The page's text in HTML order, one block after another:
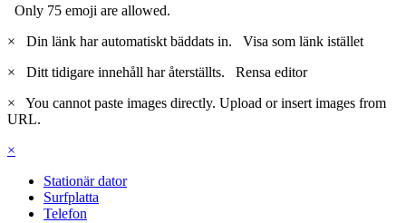
Only 75 emoji are allowed.
×
Din länk har automatiskt bäddats in. Visa som länk istället
×
Ditt tidigare innehåll har återställts. Rensa editor
×
You cannot paste images directly. Upload or insert images from
URL.
×
Stationär dator
Surfplatta
Telefon